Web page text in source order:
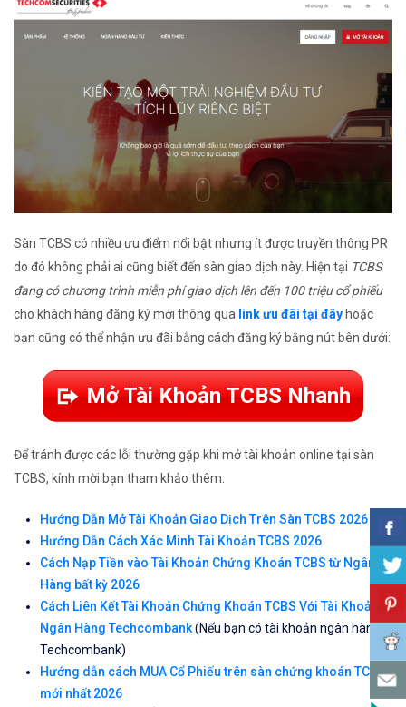
Sàn TCBS có nhiều ưu điểm nổi bật nhưng ít được truyền thông PR
do đó không phải ai cũng biết đến sàn giao dịch này. Hiện tại TCBS
đang có chương trình miễn phí giao dịch lên đến 100 triệu cổ phiếu
cho khách hàng đăng ký mới thông qua link ưu đãi tại đây hoặc
bạn cũng có thể nhận ưu đãi bằng cách đăng ký bằng nút bên dưới:
Mở Tài Khoản TCBS Nhanh
Để tránh được các lỗi thường gặp khi mở tài khoản online tại sàn
TCBS, kính mời bạn tham khảo thêm:
Hướng Dẫn Mở Tài Khoản Giao Dịch Trên Sàn TCBS 2026
Hướng Dẫn Cách Xác Minh Tài Khoản TCBS 2026
Cách Nạp Tiền vào Tài Khoản Chứng Khoán TCBS từ Ngân
Hàng bất kỳ 2026
Cách Liên Kết Tài Khoản Chứng Khoán TCBS Với Tài Khoản
Ngân Hàng Techcombank(Nếu bạn có tài khoản ngân hàng
Techcombank)
Hướng dẫn cách MUA Cổ Phiếu trên sàn chứng khoán TCBS
mới nhất 2026